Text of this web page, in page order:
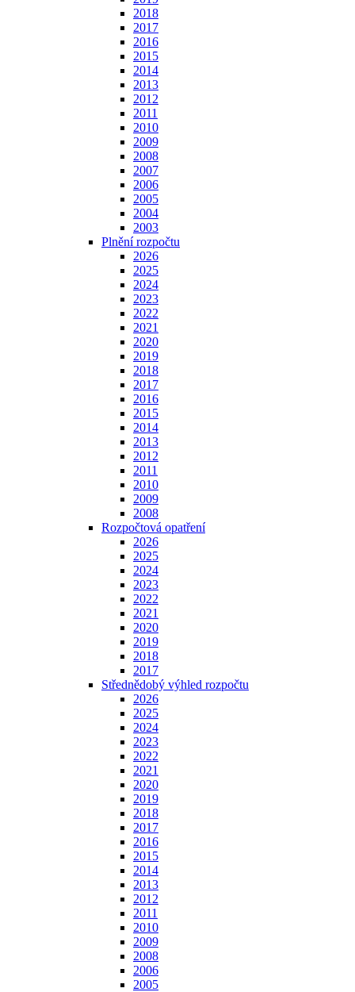
2018
2017
2016
2015
2014
2013
2012
2011
2010
2009
2008
2007
2006
2005
2004
2003
Plnění rozpočtu
2026
2025
2024
2023
2022
2021
2020
2019
2018
2017
2016
2015
2014
2013
2012
2011
2010
2009
2008
Rozpočtová opatření
2026
2025
2024
2023
2022
2021
2020
2019
2018
2017
Střednědobý výhled rozpočtu
2026
2025
2024
2023
2022
2021
2020
2019
2018
2017
2016
2015
2014
2013
2012
2011
2010
2009
2008
2006
2005